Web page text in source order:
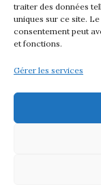
traiter des données
uniques sur ce site.
consentement peut
et fonctions.
Gérer les services
© 2026